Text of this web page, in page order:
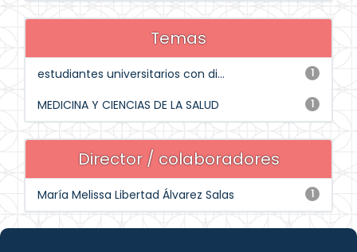
Temas
1
estudiantes universitarios con di...
1
MEDICINA Y CIENCIAS DE LA SALUD
Director / colaboradores
1
María Melissa Libertad Álvarez Salas